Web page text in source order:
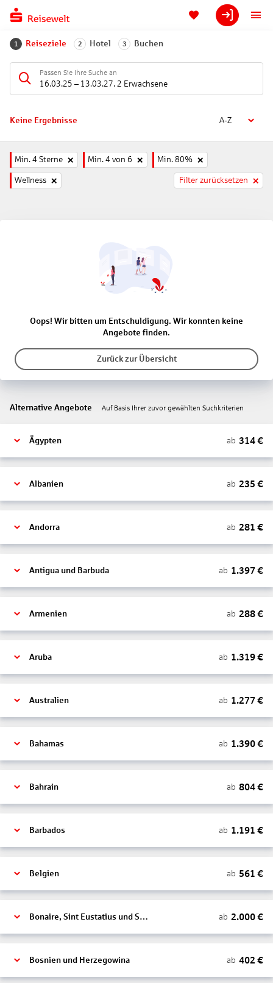
1 Reiseziele 2 Hotel 3 Buchen
Passen Sie Ihre Suche an
16.03.25 – 13.03.27, 2 Erwachsene
Keine Ergebnisse A-Z
Min. 4 Sterne Min. 4 von 6 Min. 80%
Wellness Filter zurücksetzen
Oops! Wir bitten um Entschuldigung. Wir konnten keine
Angebote finden.
Zurück zur Übersicht
Alternative Angebote Auf Basis Ihrer zuvor gewählten Suchkriterien
Ägypten ab 314€
Albanien ab 235 €
Andorra ab 281 €
Antigua und Barbuda ab 1.397 €
Armenien ab 288€
Aruba ab 1.319€
Australien ab 1.277 €
Bahamas ab 1.390€
Bahrain ab 804€
Barbados ab 1.191 €
Belgien ab 561 €
Bonaire, Sint Eustatius und Saba ab 2.000€
Bosnien und Herzegowina ab 402 €